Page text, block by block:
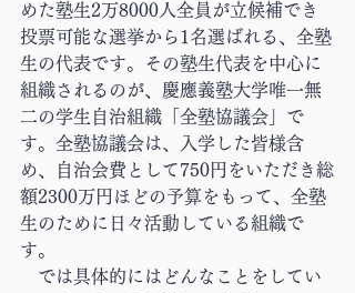
めた塾生2万8000人全員が立候補でき
投票可能な選挙から1名選ばれる、全塾
生の代表です。その塾生代表を中心に
組織されるのが、慶應義塾大学唯一無
二の学生自治組織「全塾協議会」で
す。全塾協議会は、入学した皆様含
め、自治会費として750円をいただき総
額2300万円ほどの予算をもって、全塾
生のために日々活動している組織で
す。
では具体的にはどんなことをしてい